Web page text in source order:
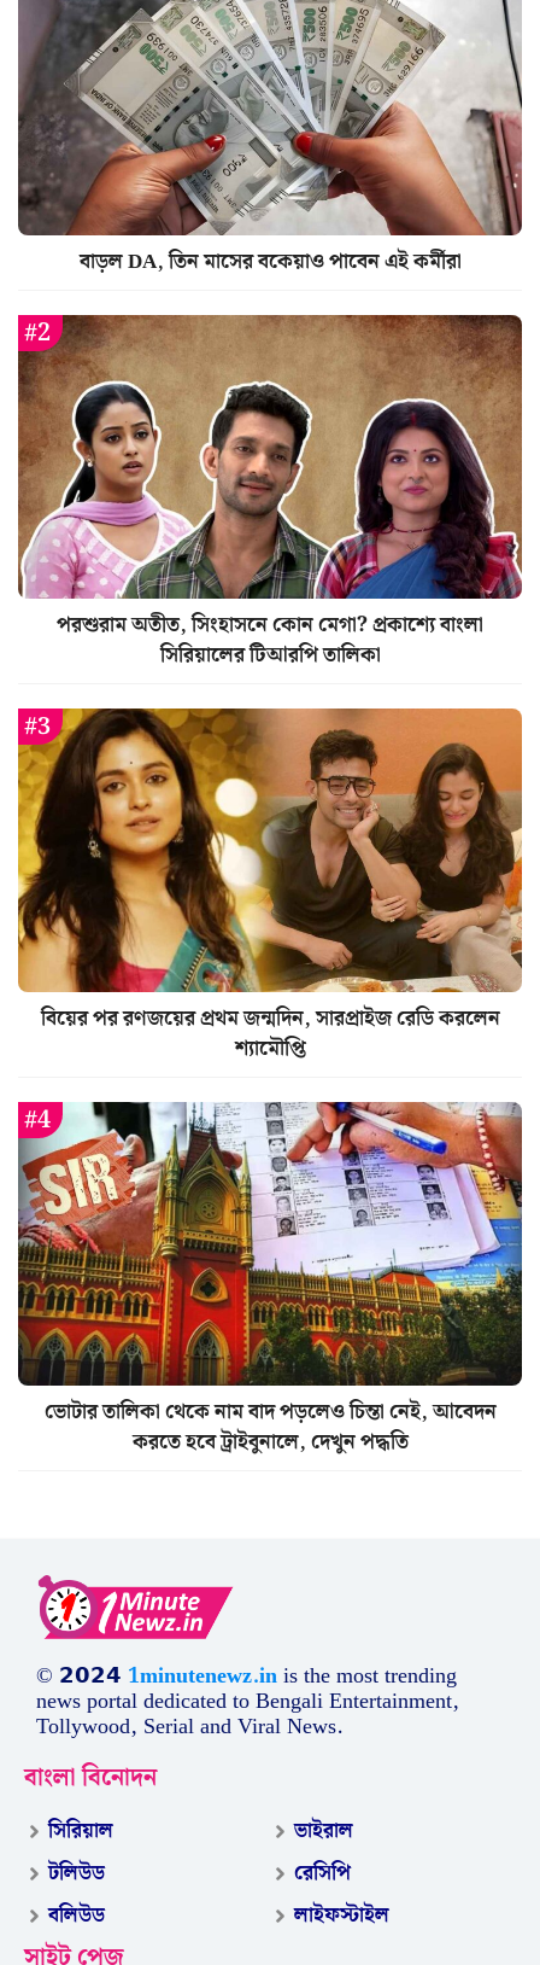
বাড়ল DA, তিন মাসের বকেয়াও পাবেন এই কর্মীরা
পরশুরাম অতীত, সিংহাসনে কোন মেগা? প্রকাশ্যে বাংলা
সিরিয়ালের টিআরপি তালিকা
বিয়ের পর রণজয়ের প্রথম জন্মদিন, সারপ্রাইজ রেডি করলেন
শ্যামৌপ্তি
ভোটার তালিকা থেকে নাম বাদ পড়লেও চিন্তা নেই, আবেদন
করতে হবে ট্রাইবুনালে, দেখুন পদ্ধতি
© 𝟮𝟬𝟮𝟰 1minutenewz.inis the most trending
news portal dedicated to Bengali Entertainment,
Tollywood, Serial and Viral News.
বাংলা বিনোদন
সিরিয়াল
টলিউড
বলিউড
ভাইরাল
রেসিপি
লাইফস্টাইল